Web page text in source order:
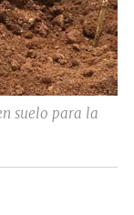
suelo para la